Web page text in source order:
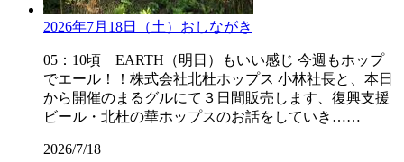
2026年7月18日（土）おしながき
05：10頃 EARTH（明日）もいい感じ 今週もホップ
でエール！！株式会社北杜ホップス 小林社長と、本日
から開催のまるグルにて３日間販売します、復興支援
ビール・北杜の華ホップスのお話をしていき……
2026/7/18